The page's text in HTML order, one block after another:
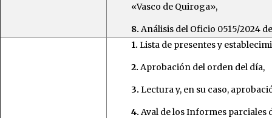
«Vasco de Quiroga»,
8. Análisis del Oficio 0515/2024
1. Lista de presentes y
2. Aprobación del orden del día,
3. Lectura y, en su caso,
4. Aval de los Informes parciales